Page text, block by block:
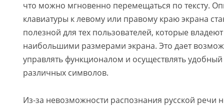
что можно мгновенно перемещаться по тексту.
клавиатуры к левому или правому краю экрана
полезной для тех пользователей, которые
наибольшими размерами экрана. Это дает
управлять функционалом и осуществлять
различных символов.
Из-за невозможности распознания русской речи